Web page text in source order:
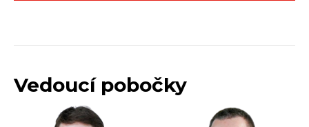
Vedoucí pobočky